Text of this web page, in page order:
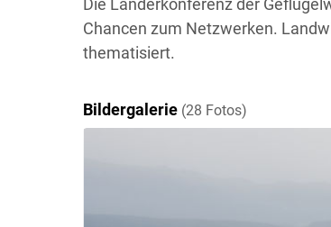
Chancen zum Netzwerken.
thematisiert.
Bildergalerie (28 Fotos)